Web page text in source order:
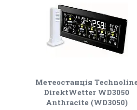
Метеостанція
DirektWetter WD3050
Anthracite (WD3050)